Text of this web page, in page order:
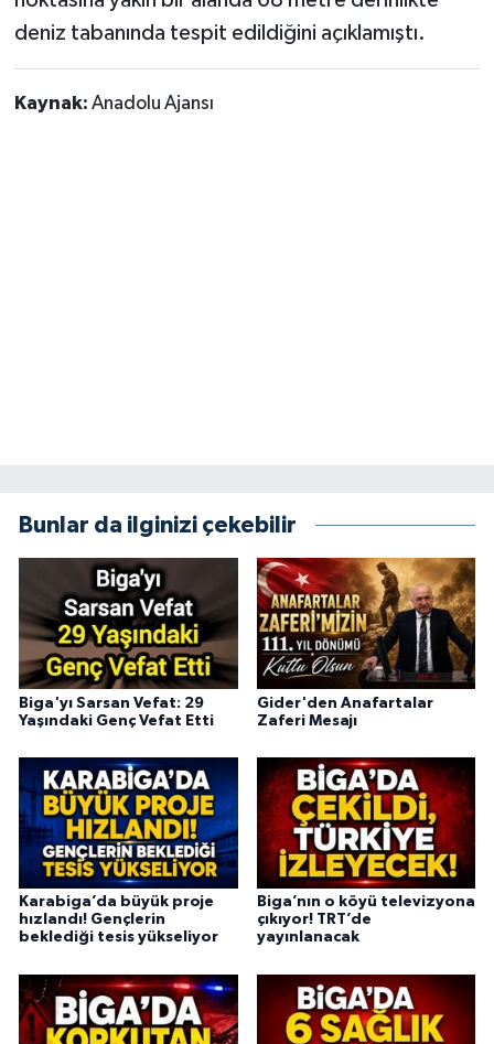
deniz tabanında tespit edildiğini açıklamıştı.
Kaynak: Anadolu Ajansı
Bunlar da ilginizi çekebilir
Biga'yı Sarsan Vefat: 29
Yaşındaki Genç Vefat Etti
Gider'den Anafartalar
Zaferi Mesajı
Karabiga’da büyük proje
hızlandı! Gençlerin
beklediği tesis yükseliyor
Biga’nın o köyü televizyona
çıkıyor! TRT’de
yayınlanacak